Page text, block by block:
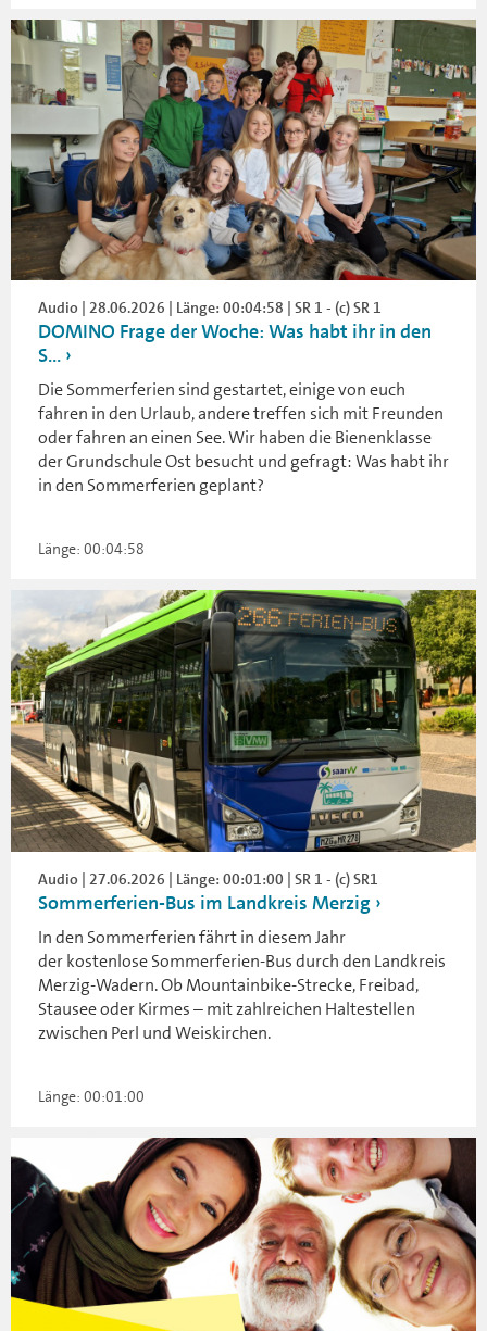
Audio | 28.06.2026 | Länge: 00:04:58 | SR 1 - (c) SR 1
DOMINO Frage der Woche: Was habt ihr in den
S...
Die Sommerferien sind gestartet, einige von euch
fahren in den Urlaub, andere treffen sich mit Freunden
oder fahren an einen See. Wir haben die Bienenklasse
der Grundschule Ost besucht und gefragt: Was habt ihr
in den Sommerferien geplant?
Länge: 00:04:58
Audio | 27.06.2026 | Länge: 00:01:00 | SR 1 - (c) SR1
Sommerferien-Bus im Landkreis Merzig
In den Sommerferien fährt in diesem Jahr
der kostenlose Sommerferien-Bus durch den Landkreis
Merzig-Wadern. Ob Mountainbike-Strecke, Freibad,
Stausee oder Kirmes – mit zahlreichen Haltestellen
zwischen Perl und Weiskirchen.
Länge: 00:01:00